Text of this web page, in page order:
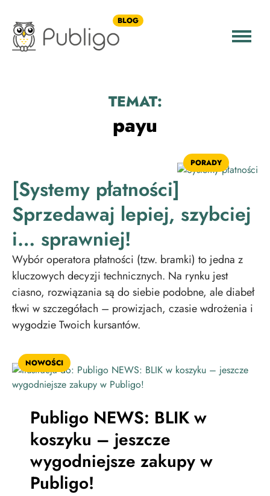
BLOG
TEMAT:
payu
PORADY
[Systemy płatności]
Sprzedawaj lepiej, szybciej
i… sprawniej!
Wybór operatora płatności (tzw. bramki) to jedna z
kluczowych decyzji technicznych. Na rynku jest
ciasno, rozwiązania są do siebie podobne, ale diabeł
tkwi w szczegółach – prowizjach, czasie wdrożenia i
wygodzie Twoich kursantów.
NOWOŚCI
Publigo NEWS: BLIK w
koszyku – jeszcze
wygodniejsze zakupy w
Publigo!